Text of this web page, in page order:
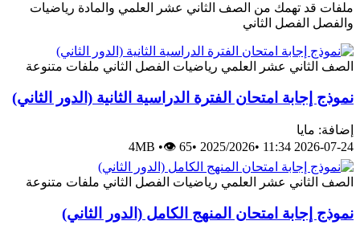
ملفات قد تهمك من الصف الثاني عشر العلمي والمادة رياضيات
والفصل الفصل الثاني
الصف الثاني عشر العلمي رياضيات الفصل الثاني ملفات متنوعة
نموذج إجابة امتحان الفترة الدراسية الثانية (الدور الثاني)
إضافة: مايا
2026-07-24 11:34
•
2025/2026
•
4MB •👁 65
الصف الثاني عشر العلمي رياضيات الفصل الثاني ملفات متنوعة
نموذج إجابة امتحان المنهج الكامل (الدور الثاني)